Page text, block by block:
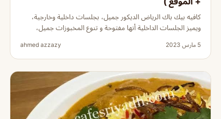
كافيه بيك باك الرياض الديكور جميل، بجلسات داخلية وخارجية،
ويميز الجلسات الداخلية أنها مفتوحة و تنوع المخبوزات جميل،
5 مارس 2023 ahmed azzazy